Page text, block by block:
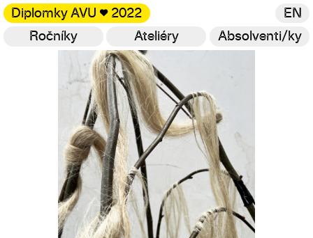
Diplomky AVU ♥ 2022
EN
Ročníky
Ateliéry Absolventi/ky